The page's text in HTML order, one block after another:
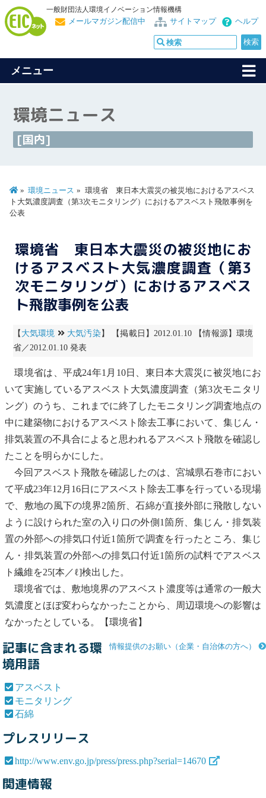
一般財団法人環境イノベーション情報機構
ヘルプ
サイトマップ
メールマガジン配信中
メニュー
環境ニュース
[国内]
環境ニュース
環境省 東日本大震災の被災地におけるアスベス
ト大気濃度調査（第3次モニタリング）におけるアスベスト飛散事例を
公表
環境省 東日本大震災の被災地にお
けるアスベスト大気濃度調査（第3
次モニタリング）におけるアスベス
ト飛散事例を公表
【 大気環境 大気汚染 】 【掲載日】2012.01.10 【情報源】環境
省／2012.01.10 発表
環境省は、平成24年1月10日、東日本大震災に被災地にお
いて実施しているアスベスト 大気濃度調査（第3次モニタリ
ング）のうち、これまでに終了したモニタリング調査地点の
中に建築物におけるアスベスト 除去工事において、集じん・
排気装置の不具合によると思われるアスベスト 飛散を確認し
たことを明らかにした。
今回 アスベスト 飛散を確認したのは、宮城県石巻市におい
て平成23年12月16日にアスベスト 除去工事を行っている現場
で、敷地の風下の境界2箇所、石綿が直接外部に飛散しない
ように設けられた室の入り口の外側1箇所、集じん・排気装
置の外部への排気口付近1箇所で調査を行ったところ、集じ
ん・排気装置の外部への排気口付近1箇所の試料でアスベス
ト 繊維を25[本／ℓ]検出した。
環境省では、敷地境界のアスベスト 濃度等は通常の一般大
気濃度とほぼ変わらなかったことから、周辺環境への影響は
なかったとしている。【環境省】
情報提供のお願い（企業・自治体の方へ）
記事に含まれる環
境用語
アスベスト
モニタリング
石綿
プレスリリース
http://www.env.go.jp/press/press.php?serial=14670
関連情報